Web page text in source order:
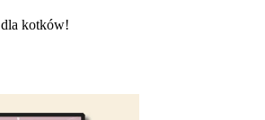
dla kotków!